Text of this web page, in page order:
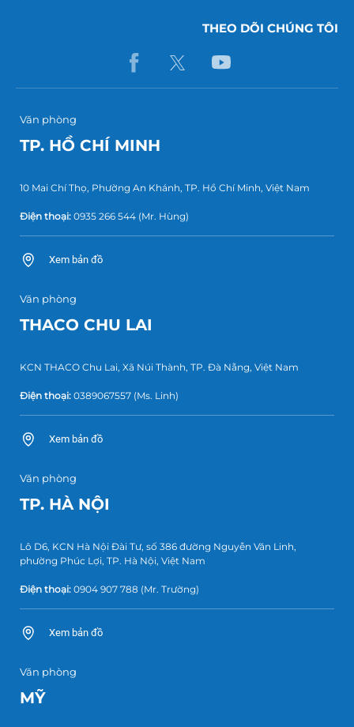
THEO DÕI CHÚNG TÔI
Văn phòng
TP. HỒ CHÍ MINH
10 Mai Chí Thọ, Phường An Khánh, TP. Hồ Chí Minh, Việt Nam
Điện thoại: 0935 266 544 (Mr. Hùng)
Xem bản đồ
Văn phòng
THACO CHU LAI
KCN THACO Chu Lai, Xã Núi Thành, TP. Đà Nẵng, Việt Nam
Điện thoại: 0389067557 (Ms. Linh)
Xem bản đồ
Văn phòng
TP. HÀ NỘI
Lô D6, KCN Hà Nội Đài Tư, số 386 đường Nguyễn Văn Linh,
phường Phúc Lợi, TP. Hà Nội, Việt Nam
Điện thoại: 0904 907 788 (Mr. Trường)
Xem bản đồ
Văn phòng
MỸ